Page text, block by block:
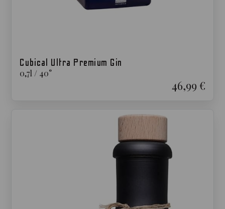
Cubical Ultra Premium Gin
0,7l / 40°
46,99 €